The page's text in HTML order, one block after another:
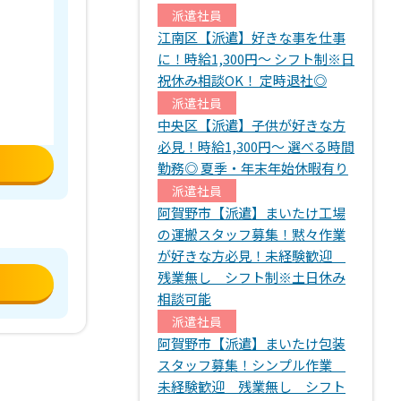
派遣社員
江南区【派遣】好きな事を仕事
に！時給1,300円～ シフト制※日
祝休み相談OK！ 定時退社◎
派遣社員
中央区【派遣】子供が好きな方
必見！時給1,300円～ 選べる時間
勤務◎ 夏季・年末年始休暇有り
派遣社員
阿賀野市【派遣】まいたけ工場
の運搬スタッフ募集！黙々作業
が好きな方必見！未経験歓迎
残業無し シフト制※土日休み
相談可能
派遣社員
阿賀野市【派遣】まいたけ包装
スタッフ募集！シンプル作業
未経験歓迎 残業無し シフト